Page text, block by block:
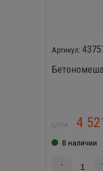
ЦЕНА: 4
В наличии
-